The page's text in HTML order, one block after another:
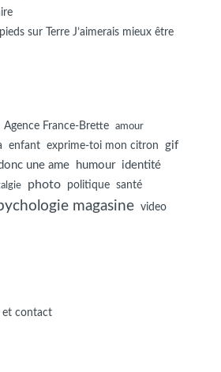
sur Terre J’aimerais mieux être
Agence France-Brette amour
enfant exprime-toi mon citron
gif
une ame
humour identité
photo politique
santé
magasine video
et contact